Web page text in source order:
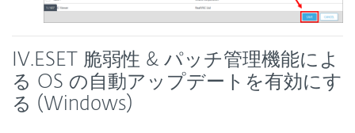
IV.ESET 脆弱性 & パッチ管理機能によ
る OS の自動アップデートを有効にす
る (Windows)